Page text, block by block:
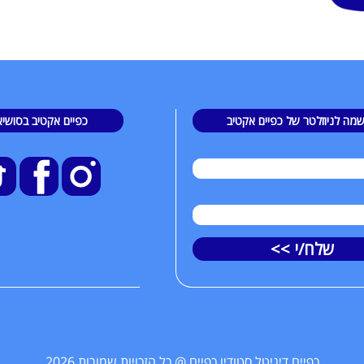
לניוזלטר של כפיים אקטיב
שלח/י >>
כפיים אקטיב